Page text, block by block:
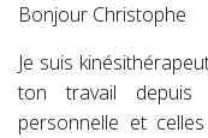
Bonjour Christophe
Je suis
ton travail
personnelle et